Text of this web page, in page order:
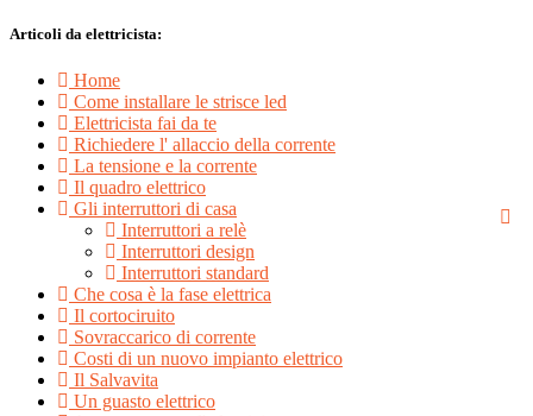
Articoli da elettricista:
Home
Come installare le strisce led
Elettricista fai da te
Richiedere l' allaccio della corrente
La tensione e la corrente
Il quadro elettrico
Gli interruttori di casa
Interruttori a relè
Interruttori design
Interruttori standard
Che cosa è la fase elettrica
Il cortociruito
Sovraccarico di corrente
Costi di un nuovo impianto elettrico
Il Salvavita
Un guasto elettrico